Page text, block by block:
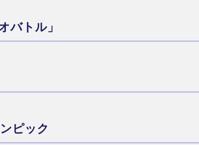
バトル」
ピック